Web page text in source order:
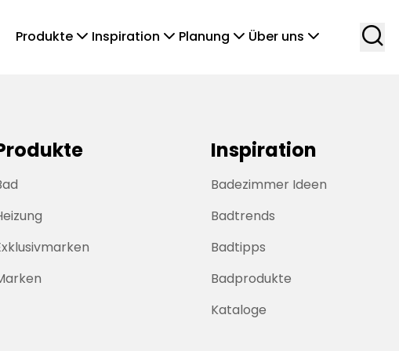
Produkte chevronDown Inspiration chevronDown Planung chevronDown Über uns chevronDown search
Inspiration
Badezimmer Ideen
Badtrends
Badtipps
Badprodukte
Kataloge